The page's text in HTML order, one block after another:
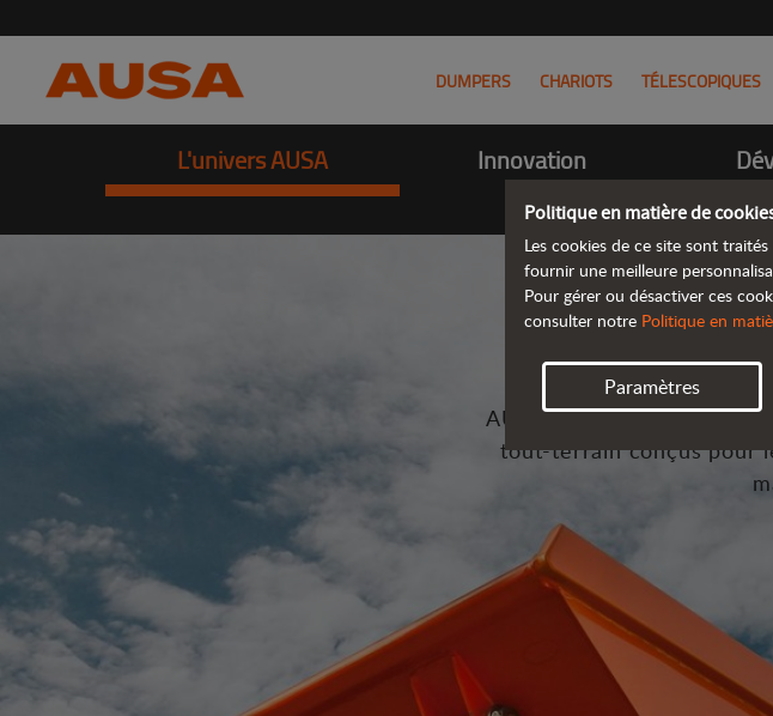
DUMPERS CHARIOTS TÉLESCOPIQUES
L'univers AUSA Innovation
AUSA est constructeur
tout-terrain conçus pour
Politique en matière de
Les cookies de ce site sont
fournir une meilleure
Pour gérer ou désactiver ces
consulter notre Politique en
Paramètres